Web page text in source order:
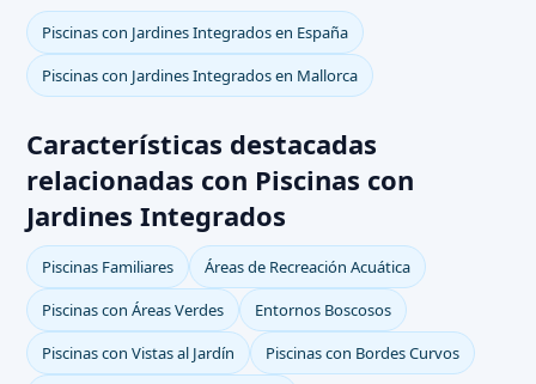
Piscinas con Jardines Integrados en España
Piscinas con Jardines Integrados en Mallorca
Características destacadas
relacionadas con Piscinas con
Jardines Integrados
Piscinas Familiares
Áreas de Recreación Acuática
Piscinas con Áreas Verdes
Entornos Boscosos
Piscinas con Vistas al Jardín
Piscinas con Bordes Curvos